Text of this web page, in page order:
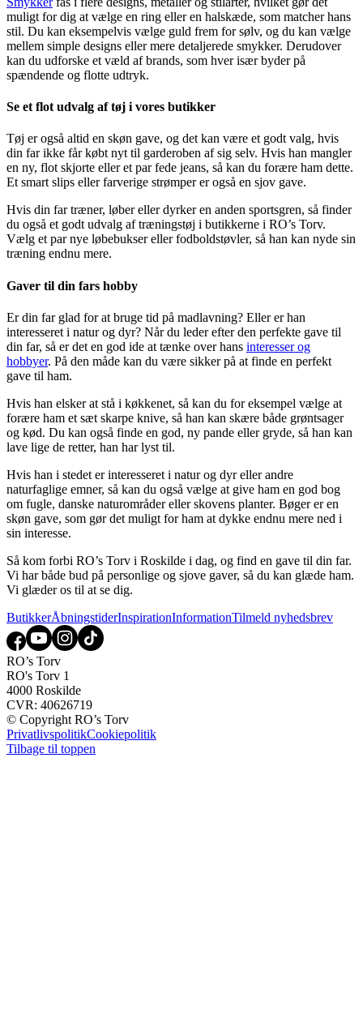
muligt for dig at vælge en ring eller en halskæde, som matcher hans
stil. Du kan eksempelvis vælge guld frem for sølv, og du kan vælge
mellem simple designs eller mere detaljerede smykker. Derudover
kan du udforske et væld af brands, som hver især byder på
spændende og flotte udtryk.
Se et flot udvalg af tøj i vores butikker
Tøj er også altid en skøn gave, og det kan være et godt valg, hvis
din far ikke får købt nyt til garderoben af sig selv. Hvis han mangler
en ny, flot skjorte eller et par fede jeans, så kan du forære ham dette.
Et smart slips eller farverige strømper er også en sjov gave.
Hvis din far træner, løber eller dyrker en anden sportsgren, så finder
du også et godt udvalg af træningstøj i butikkerne i RO’s Torv.
Vælg et par nye løbebukser eller fodboldstøvler, så han kan nyde sin
træning endnu mere.
Gaver til din fars hobby
Er din far glad for at bruge tid på madlavning? Eller er han
interesseret i natur og dyr? Når du leder efter den perfekte gave til
din far, så er det en god ide at tænke over hans interesser og
hobbyer. På den måde kan du være sikker på at finde en perfekt
gave til ham.
Hvis han elsker at stå i køkkenet, så kan du for eksempel vælge at
forære ham et sæt skarpe knive, så han kan skære både grøntsager
og kød. Du kan også finde en god, ny pande eller gryde, så han kan
lave lige de retter, han har lyst til.
Hvis han i stedet er interesseret i natur og dyr eller andre
naturfaglige emner, så kan du også vælge at give ham en god bog
om fugle, danske naturområder eller skovens planter. Bøger er en
skøn gave, som gør det muligt for ham at dykke endnu mere ned i
sin interesse.
Så kom forbi RO’s Torv i Roskilde i dag, og find en gave til din far.
Vi har både bud på personlige og sjove gaver, så du kan glæde ham.
Vi glæder os til at se dig.
ButikkerÅbningstiderInspirationInformationTilmeld nyhedsbrev
RO’s Torv
RO's Torv 1
4000 Roskilde
CVR: 40626719
© Copyright RO’s Torv
PrivatlivspolitikCookiepolitik
Tilbage til toppen